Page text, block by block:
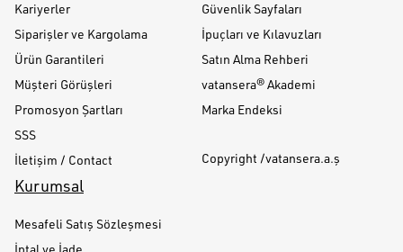
Kariyerler
Siparişler ve Kargolama
Ürün Garantileri
Müşteri Görüşleri
Promosyon Şartları
SSS
İletişim / Contact
Güvenlik Sayfaları
İpuçları ve Kılavuzları
Satın Alma Rehberi
vatansera® Akademi
Marka Endeksi
Copyright /vatansera.a.ş
Kurumsal
Mesafeli Satış Sözleşmesi
İptal ve İade